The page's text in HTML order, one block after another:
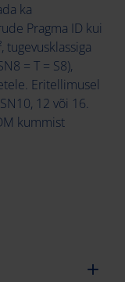
ka
Pragma ID kui
tugevusklassiga
= T = S8),
Eritellimusel
12 või 16.
kummist